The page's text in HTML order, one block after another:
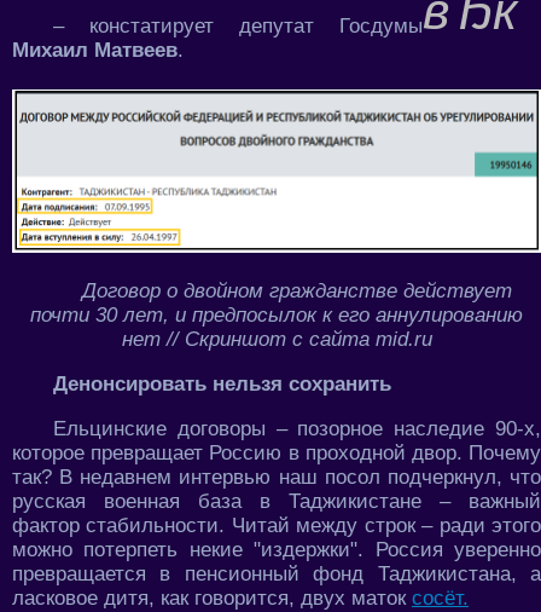
– констатирует депутат Госдумы
Михаил Матвеев.
Договор о двойном гражданстве действует
почти 30 лет, и предпосылок к его аннулированию
нет // Скриншот с сайта mid.ru
Денонсировать нельзя сохранить
Ельцинские договоры – позорное наследие 90-х,
которое превращает Россию в проходной двор. Почему
так? В недавнем интервью наш посол подчеркнул, что
русская военная база в Таджикистане – важный
фактор стабильности. Читай между строк – ради этого
можно потерпеть некие "издержки". Россия уверенно
превращается в пенсионный фонд Таджикистана, а
ласковое дитя, как говорится, двух маток сосёт.